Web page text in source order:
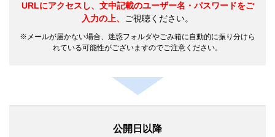
URLにアクセスし、文中記載のユーザー名・パスワードをご
入力の上、
ご視聴ください。
メールが届かない場合、迷惑フォルダやごみ箱に自動的に振り分けら
れている可能性がございますのでご注意ください。
公開日以降